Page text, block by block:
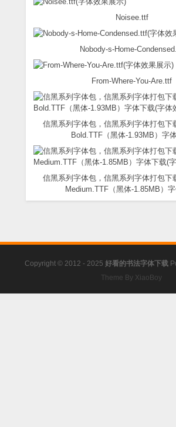
Noisee.ttf
Nobody-s-Home-
From-Where-You-Are.ttf
信黑系列字体包，信黑系列字体打包下
Bold.TTF（黑体-1.93MB）字
信黑系列字体包，信黑系列字体打包下
Medium.TTF（黑体-1.85MB）
Copyright © 2012 - 2025 好看的书法字体下载
Theme By XiaoBoy